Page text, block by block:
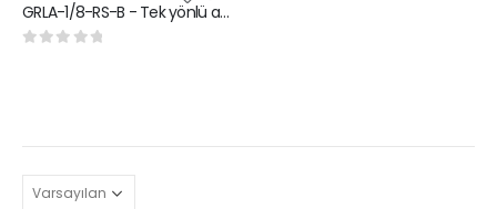
GRLA-1/8-RS-B - Tek yönlü akış kontrol valfleri